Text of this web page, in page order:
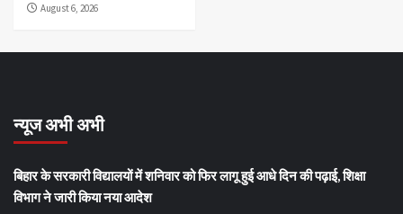
August 6, 2026
न्यूज अभी अभी
बिहार के सरकारी विद्यालयों में शनिवार को फिर लागू हुई आधे दिन की पढ़ाई, शिक्षा
विभाग ने जारी किया नया आदेश